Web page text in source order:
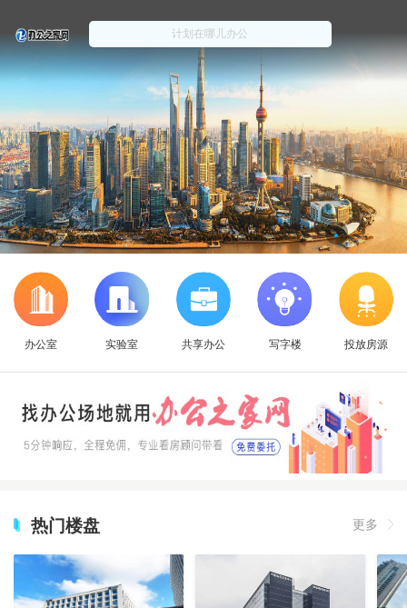
办公室 实验室 共享办公 写字楼 投放房源
热门楼盘 更多